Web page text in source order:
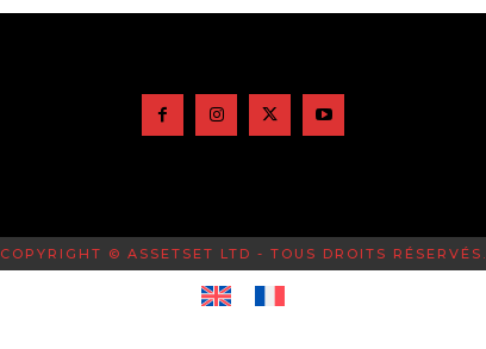
COPYRIGHT © ASSETSET LTD - TOUS DROITS RÉSERVÉS.